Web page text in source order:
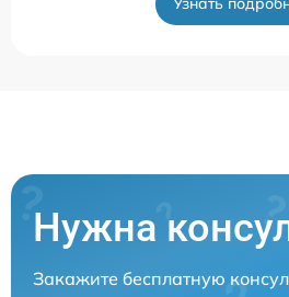
Нужна
Закажите бесплатную